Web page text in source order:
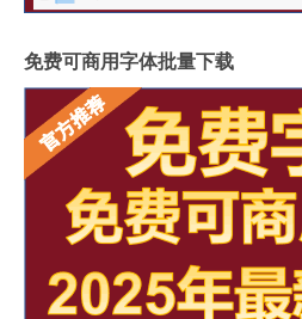
免费可商用字体批量下载